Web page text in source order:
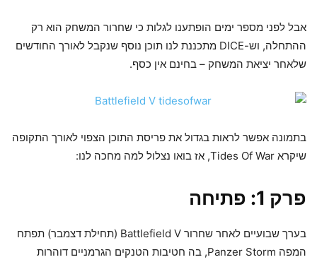
אבל לפני מספר ימים הופתענו לגלות כי שחרור המשחק הוא רק
ההתחלה, וש-DICE מתכננת לנו תוכן נוסף שנקבל לאורך החודשים
שלאחר יציאת המשחק – בחינם אין כסף.
בתמונה אפשר לראות בגדול את פריסת התוכן הצפוי לאורך התקופה
שיקרא Tides Of War, אז בואו נצלול למה מחכה לנו:
פרק 1: פתיחה
בערך שבועיים לאחר שחרור Battlefield V (תחילת דצמבר) תפתח
המפה Panzer Storm, בה חטיבות הטנקים הגרמניים דוהרות